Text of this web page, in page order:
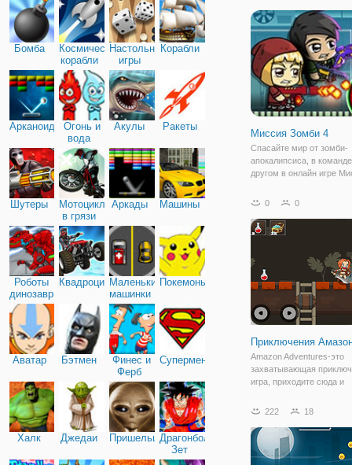
Бомба
Космические
корабли
Настольные
игры
Корабли
Арканоид
Огонь и
вода
Акулы Ракеты
Шутеры
Мотоциклы
в грязи
Аркады Машины
Роботы
динозавры
КвадроциклыМаленькие
машинки
Покемоны
Аватар Бэтмен
Финес и
Ферб
Супермен
Халк Джедаи ПришельцыДрагонболл
Зет
время и скоротать
задействованы
Миссия Зомби 4
Спасайте мир от зомби-
апокалипсиса, в
другом в онлайн игре
увлекательный
опасных преград,
испытаний и бездушных
0 0
Приключения
Amazon Adventures-это
захватывающая
игра, приходите сюда и
этой красивой девушкой
несколько разных
и вам нужно помочь ей
врагов
222 18